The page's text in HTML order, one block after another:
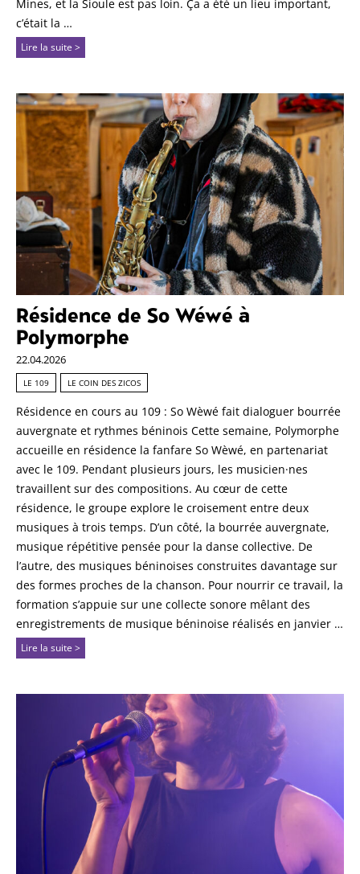
Mines, et la Sioule est pas loin. Ça a été un lieu important,
c’était la …
Lire la suite >
Résidence de So Wéwé à
Polymorphe
22.04.2026
LE 109 LE COIN DES ZICOS
Résidence en cours au 109 : So Wèwé fait dialoguer bourrée
auvergnate et rythmes béninois Cette semaine, Polymorphe
accueille en résidence la fanfare So Wèwé, en partenariat
avec le 109. Pendant plusieurs jours, les musicien·nes
travaillent sur des compositions. Au cœur de cette
résidence, le groupe explore le croisement entre deux
musiques à trois temps. D’un côté, la bourrée auvergnate,
musique répétitive pensée pour la danse collective. De
l’autre, des musiques béninoises construites davantage sur
des formes proches de la chanson. Pour nourrir ce travail, la
formation s’appuie sur une collecte sonore mêlant des
enregistrements de musique béninoise réalisés en janvier …
Lire la suite >